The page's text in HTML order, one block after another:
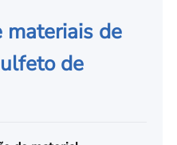
materiais de
de